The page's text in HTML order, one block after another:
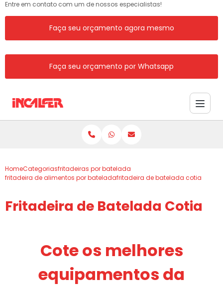
Entre em contato com um de nossos especialistas!
Faça seu orçamento agora mesmo
Faça seu orçamento por Whatsapp
HomeCategoriasfritadeiras por batelada
fritadeira de alimentos por bateladafritadeira de batelada cotia
Fritadeira de Batelada Cotia
Cote os melhores
equipamentos da